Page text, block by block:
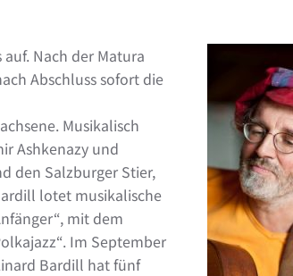
Nach der Matura
Abschluss sofort die
Musikalisch
Ashkenazy und
den Salzburger Stier,
lotet musikalische
mit dem
Im September
Bardill hat fünf